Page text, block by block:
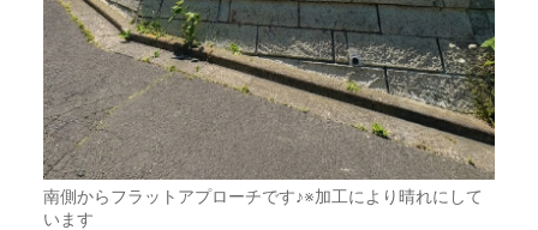
南側からフラットアプローチです♪※加工により晴れにして
います